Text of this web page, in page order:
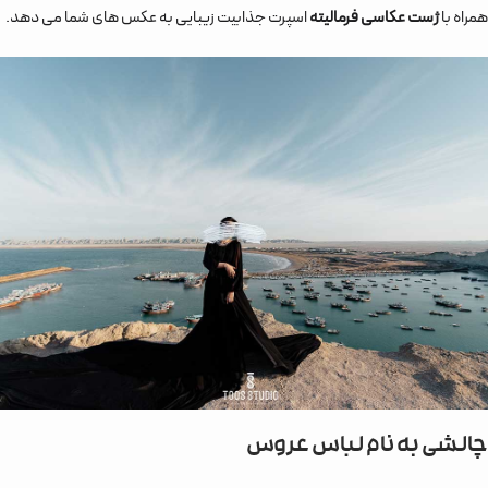
همراه باژست عکاسی فرمالیتهاسپرت جذابیت زیبایی به عکس های شما می دهد.
چالشی به نام لباس عروس